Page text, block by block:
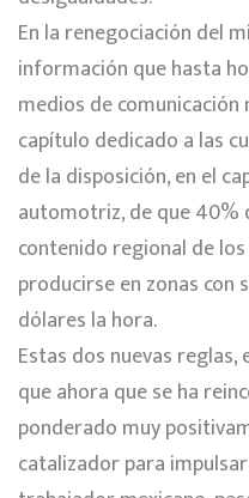
En la renegociación del
información que hasta
medios de comunicación
capítulo dedicado a las
de la disposición, en el
automotriz, de que 40%
contenido regional de
producirse en zonas con
dólares la hora.
Estas dos nuevas reglas,
que ahora que se ha
ponderado muy
catalizador para